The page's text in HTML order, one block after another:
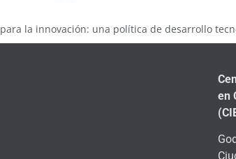
la innovación: una política de desarrollo
en